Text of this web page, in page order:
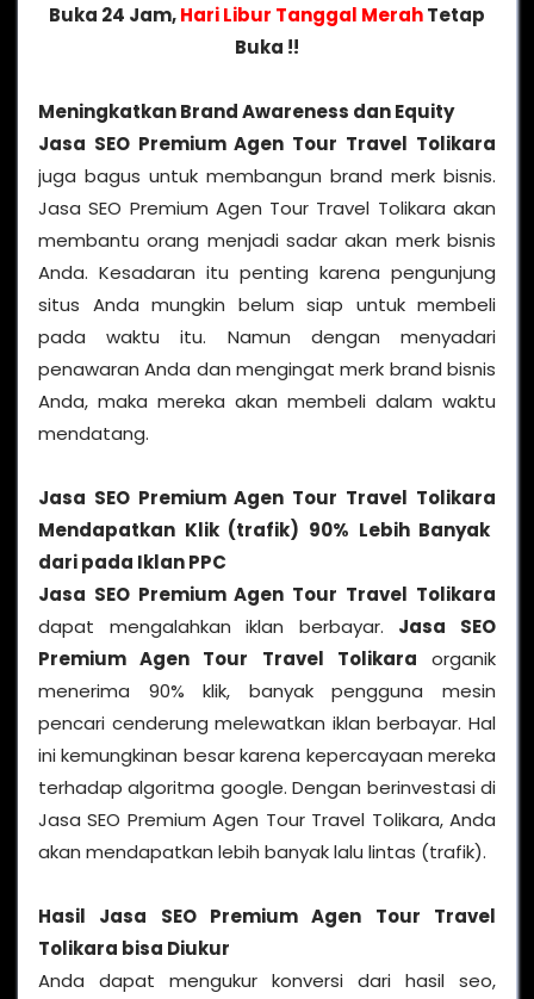
Buka 24 Jam,Hari Libur Tanggal MerahTetap
Buka !!
Meningkatkan Brand Awareness dan Equity
Jasa SEO Premium Agen Tour Travel Tolikara
juga bagus untuk membangun brand merk bisnis.
Jasa SEO Premium Agen Tour Travel Tolikara akan
membantu orang menjadi sadar akan merk bisnis
Anda. Kesadaran itu penting karena pengunjung
situs Anda mungkin belum siap untuk membeli
pada waktu itu. Namun dengan menyadari
penawaran Anda dan mengingat merk brand bisnis
Anda, maka mereka akan membeli dalam waktu
mendatang.
Jasa SEO Premium Agen Tour Travel Tolikara
Mendapatkan Klik (trafik) 90% Lebih Banyak
dari pada Iklan PPC
Jasa SEO Premium Agen Tour Travel Tolikara
dapat mengalahkan iklan berbayar. Jasa SEO
Premium Agen Tour Travel Tolikara organik
menerima 90% klik, banyak pengguna mesin
pencari cenderung melewatkan iklan berbayar. Hal
ini kemungkinan besar karena kepercayaan mereka
terhadap algoritma google. Dengan berinvestasi di
Jasa SEO Premium Agen Tour Travel Tolikara, Anda
akan mendapatkan lebih banyak lalu lintas (trafik).
Hasil Jasa SEO Premium Agen Tour Travel
Tolikara bisa Diukur
Anda dapat mengukur konversi dari hasil seo,